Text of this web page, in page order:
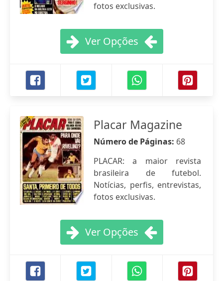
fotos exclusivas.
Ver Opções
Placar Magazine
Número de Páginas: 68
PLACAR: a maior revista
brasileira de futebol.
Notícias, perfis, entrevistas,
fotos exclusivas.
Ver Opções